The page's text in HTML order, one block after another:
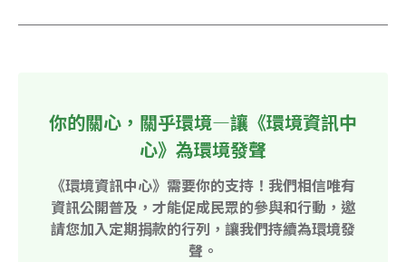
你的關心，關乎環境—讓《環境資訊中
心》為環境發聲
《環境資訊中心》需要你的支持！我們相信唯有
資訊公開普及，才能促成民眾的參與和行動，邀
請您加入定期捐款的行列，讓我們持續為環境發
聲。